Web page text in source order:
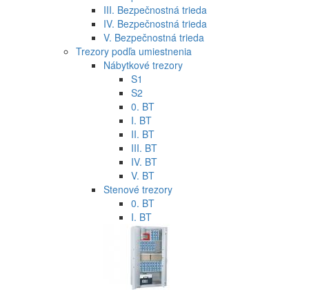
III. Bezpečnostná trieda
IV. Bezpečnostná trieda
V. Bezpečnostná trieda
Trezory podľa umiestnenia
Nábytkové trezory
S1
S2
0. BT
I. BT
II. BT
III. BT
IV. BT
V. BT
Stenové trezory
0. BT
I. BT